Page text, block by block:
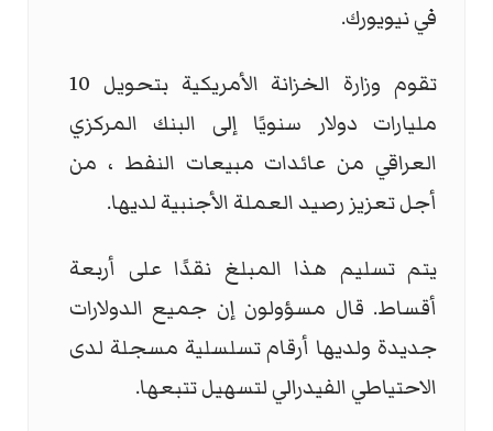
في نيويورك.
تقوم وزارة الخزانة الأمريكية بتحويل 10
مليارات دولار سنويًا إلى البنك المركزي
العراقي من عائدات مبيعات النفط ، من
أجل تعزيز رصيد العملة الأجنبية لديها.
يتم تسليم هذا المبلغ نقدًا على أربعة
أقساط. قال مسؤولون إن جميع الدولارات
جديدة ولديها أرقام تسلسلية مسجلة لدى
الاحتياطي الفيدرالي لتسهيل تتبعها.